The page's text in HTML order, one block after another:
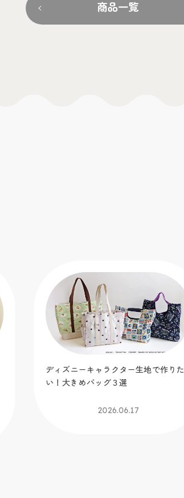
商品一覧
ぬい活にも便利な「ギャザーポケット
トートバッグ」を作ってみました！